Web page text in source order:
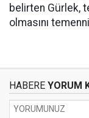
belirten Gürlek,
olmasını
HABERE YORUM